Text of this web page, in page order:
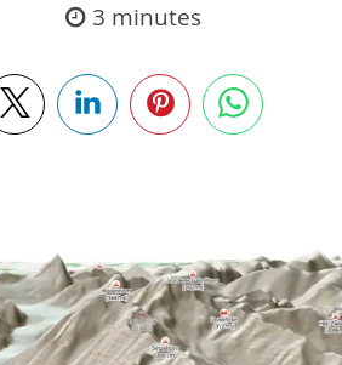
3 minutes